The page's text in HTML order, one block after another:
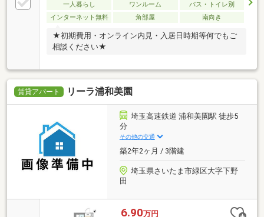
一人暮らし ワンルーム
バス・トイレ別
インターネット無料
角部屋 南向き
★初期費用・オンライン内見・入居日時期等何でもご
相談ください★
賃貸アパート リーラ浦和美園
埼玉高速鉄道 浦和美園駅 徒歩5
分
その他の交通
築2年2ヶ月 / 3階建
埼玉県さいたま市緑区大字下野
田
6.90万円